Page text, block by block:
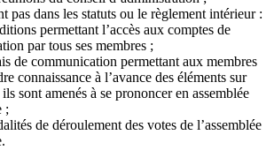
pas dans les statuts ou le règlement intérieur :
permettant l’accès aux comptes de
par tous ses membres ;
de communication permettant aux membres
connaissance à l’avance des éléments sur
sont amenés à se prononcer en assemblée
;
de déroulement des votes de l’assemblée